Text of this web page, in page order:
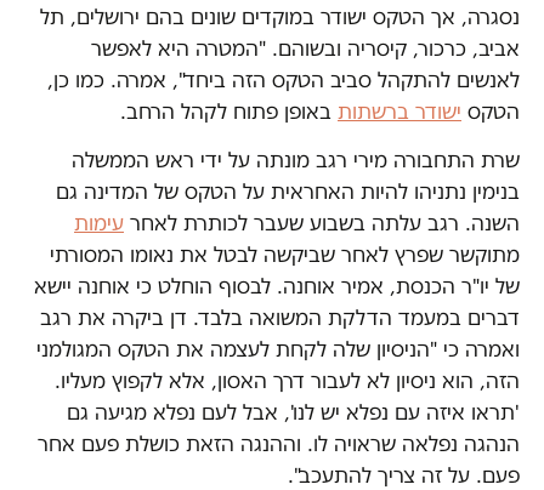
נסגרה, אך הטקס ישודר במוקדים שונים בהם ירושלים, תל
אביב, כרכור, קיסריה ובשוהם. "המטרה היא לאפשר
לאנשים להתקהל סביב הטקס הזה ביחד", אמרה. כמו כן,
הטקס ישודר ברשתות באופן פתוח לקהל הרחב.
שרת התחבורה מירי רגב מונתה על ידי ראש הממשלה
בנימין נתניהו להיות האחראית על הטקס של המדינה גם
השנה. רגב עלתה בשבוע שעבר לכותרת לאחר עימות
מתוקשר שפרץ לאחר שביקשה לבטל את נאומו המסורתי
של יו"ר הכנסת, אמיר אוחנה. לבסוף הוחלט כי אוחנה יישא
דברים במעמד הדלקת המשואה בלבד. דן ביקרה את רגב
ואמרה כי "הניסיון שלה לקחת לעצמה את הטקס המגולמני
הזה, הוא ניסיון לא לעבור דרך האסון, אלא לקפוץ מעליו.
'תראו איזה עם נפלא יש לנו', אבל לעם נפלא מגיעה גם
הנהגה נפלאה שראויה לו. וההנגה הזאת כושלת פעם אחר
פעם. על זה צריך להתעכב".